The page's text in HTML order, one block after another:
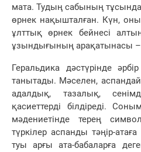
мата. Тудың сабының тұсында
өрнек нақышталған. Күн,
ұлттық өрнек бейнесі
ұзындығының арақатынасы
Геральдика дәстүрінде
танытады. Мәселен,
адалдық, тазалық,
қасиеттерді білдіреді.
мәдениетінде терең
түркілер аспанды тәңір-
туы арғы ата-бабаларға